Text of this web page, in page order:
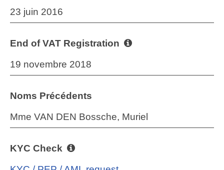
23 juin 2016
End of VAT Registration
19 novembre 2018
Noms Précédents
Mme VAN DEN Bossche, Muriel
KYC Check